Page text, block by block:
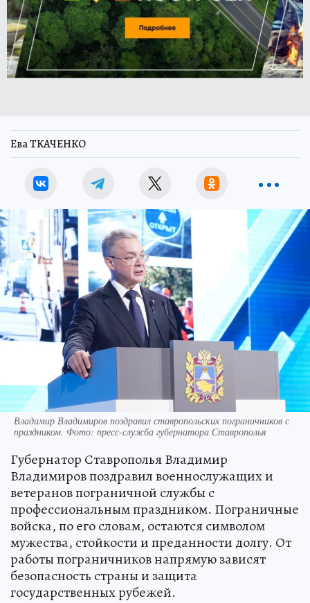
Ева ТКАЧЕНКО
Владимир Владимиров поздравил ставропольских пограничников с
праздником. Фото: пресс-служба губернатора Ставрополья
Губернатор Ставрополья Владимир
Владимиров поздравил военнослужащих и
ветеранов пограничной службы с
профессиональным праздником. Пограничные
войска, по его словам, остаются символом
мужества, стойкости и преданности долгу. От
работы пограничников напрямую зависят
безопасность страны и защита
государственных рубежей.